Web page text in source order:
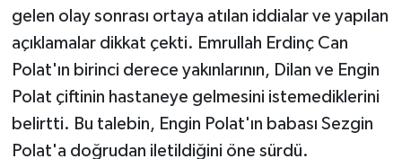
gelen olay sonrası ortaya atılan iddialar ve yapılan
açıklamalar dikkat çekti. Emrullah Erdinç Can
Polat'ın birinci derece yakınlarının, Dilan ve Engin
Polat çiftinin hastaneye gelmesini istemediklerini
belirtti. Bu talebin, Engin Polat'ın babası Sezgin
Polat'a doğrudan iletildiğini öne sürdü.